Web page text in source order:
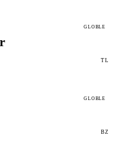
GLOBLE
TL
GLOBLE
BZ